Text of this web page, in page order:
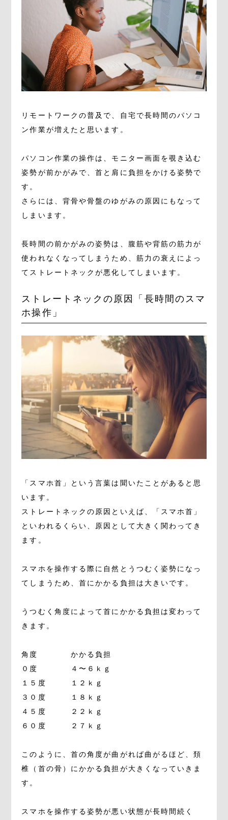
リモートワークの普及で、自宅で長時間のパソコ
ン作業が増えたと思います。
パソコン作業の操作は、モニター画面を覗き込む
姿勢が前かがみで、首と肩に負担をかける姿勢で
す。
さらには、背骨や骨盤のゆがみの原因にもなって
しまいます。
長時間の前かがみの姿勢は、腹筋や背筋の筋力が
使われなくなってしまうため、筋力の衰えによっ
てストレートネックが悪化してしまいます。
ストレートネックの原因「長時間のスマ
ホ操作」
「スマホ首」という言葉は聞いたことがあると思
います。
ストレートネックの原因といえば、「スマホ首」
といわれるくらい、原因として大きく関わってき
ます。
スマホを操作する際に自然とうつむく姿勢になっ
てしまうため、首にかかる負担は大きいです。
うつむく角度によって首にかかる負担は変わって
きます。
角度 かかる負担
０度 ４〜６ｋｇ
１５度 １２ｋｇ
３０度 １８ｋｇ
４５度 ２２ｋｇ
６０度 ２７ｋｇ
このように、首の角度が曲がれば曲がるほど、頚
椎（首の骨）にかかる負担が大きくなっていきま
す。
スマホを操作する姿勢が悪い状態が長時間続く